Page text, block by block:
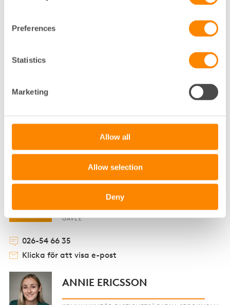
Preferences
Statistics
Marketing
Allow all
Allow selection
Deny
Klicka för att visa e-post
ANNA-KARIN ELFVERSON
ANNA-LENA MALM LARSSON
HYRESADMINISTRATÖR
GÄVLE
026-54 66 35
Klicka för att visa e-post
ANNIE ERICSSON